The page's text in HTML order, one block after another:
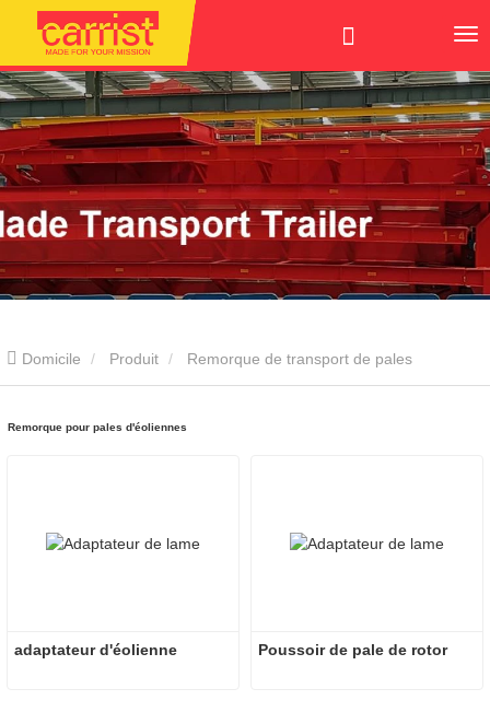
Domicile Produit Remorque de transport de pales
Remorque pour pales d'éoliennes
adaptateur d'éolienne Poussoir de pale de rotor